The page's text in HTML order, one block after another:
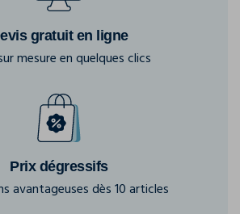
gratuit en ligne
mesure en quelques clics
Prix dégressifs
avantageuses dès 10 articles